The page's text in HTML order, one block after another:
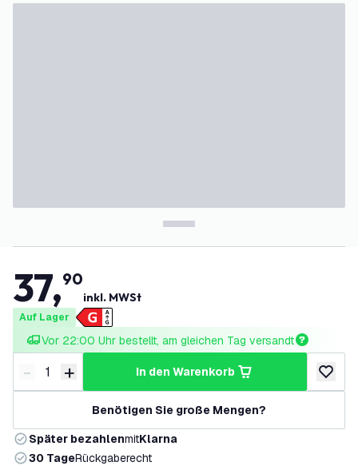
37,90
inkl. MWSt
Auf Lager
Vor 22:00 Uhr bestellt, am gleichen Tag versandt
Menge verringern
- Menge erhöhen
+ in den Warenkorb
zur
Benötigen Sie große Mengen?
Später bezahlenmitKlarna
30 TageRückgaberecht